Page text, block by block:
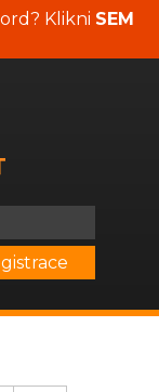
Klikni SEM